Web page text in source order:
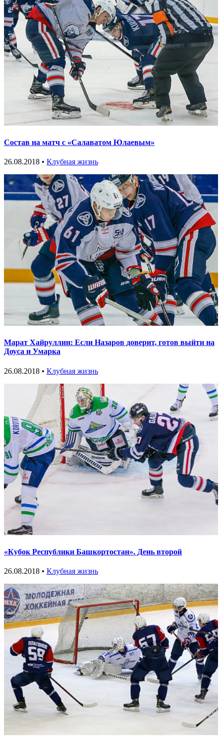
Состав на матч с «Салаватом Юлаевым»
26.08.2018 • Клубная жизнь
Марат Хайруллин: Если Назаров доверит, готов выйти на
Доуса и Умарка
26.08.2018 • Клубная жизнь
«Кубок Республики Башкортостан». День второй
26.08.2018 • Клубная жизнь